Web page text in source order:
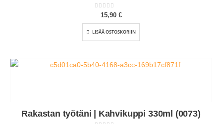
out of 5
15,90 €
LISÄÄ OSTOSKORIIN
Rakastan työtäni | Kahvikuppi 330ml (0073)